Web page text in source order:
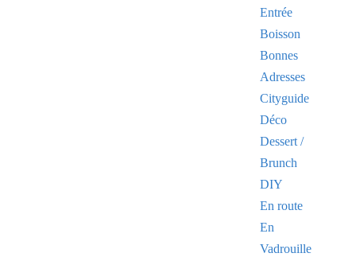
Entrée
Boisson
Bonnes
Adresses
Cityguide
Déco
Dessert /
Brunch
DIY
En route
En
Vadrouille